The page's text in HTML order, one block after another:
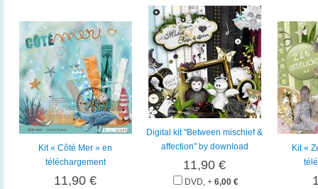
Kit « Côté Mer » en
téléchargement
11,90 €
Digital kit "Between mischief &
affection" by download
11,90 €
DVD, + 6,00 €
Kit «